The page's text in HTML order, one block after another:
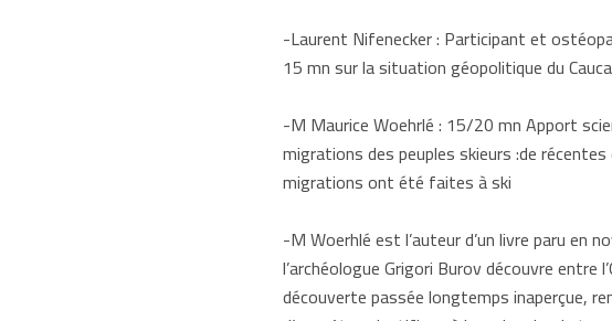
-Laurent Nifenecker : Participant et
15 mn sur la situation géopolitique du
-M Maurice Woehrlé : 15/20 mn Apport
migrations des peuples skieurs :de
migrations ont été faites à ski
-M Woerhlé est l’auteur d’un livre paru en
l’archéologue Grigori Burov découvre
découverte passée longtemps inaperçue,